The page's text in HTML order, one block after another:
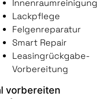
Innenraumreinigung
Lackpflege
Felgenreparatur
Smart Repair
Leasingrückgabe-
Vorbereitung
vorbereiten